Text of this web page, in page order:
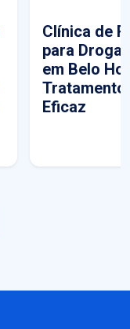
Clínica de
para
em Belo
Tratamento
Eficaz